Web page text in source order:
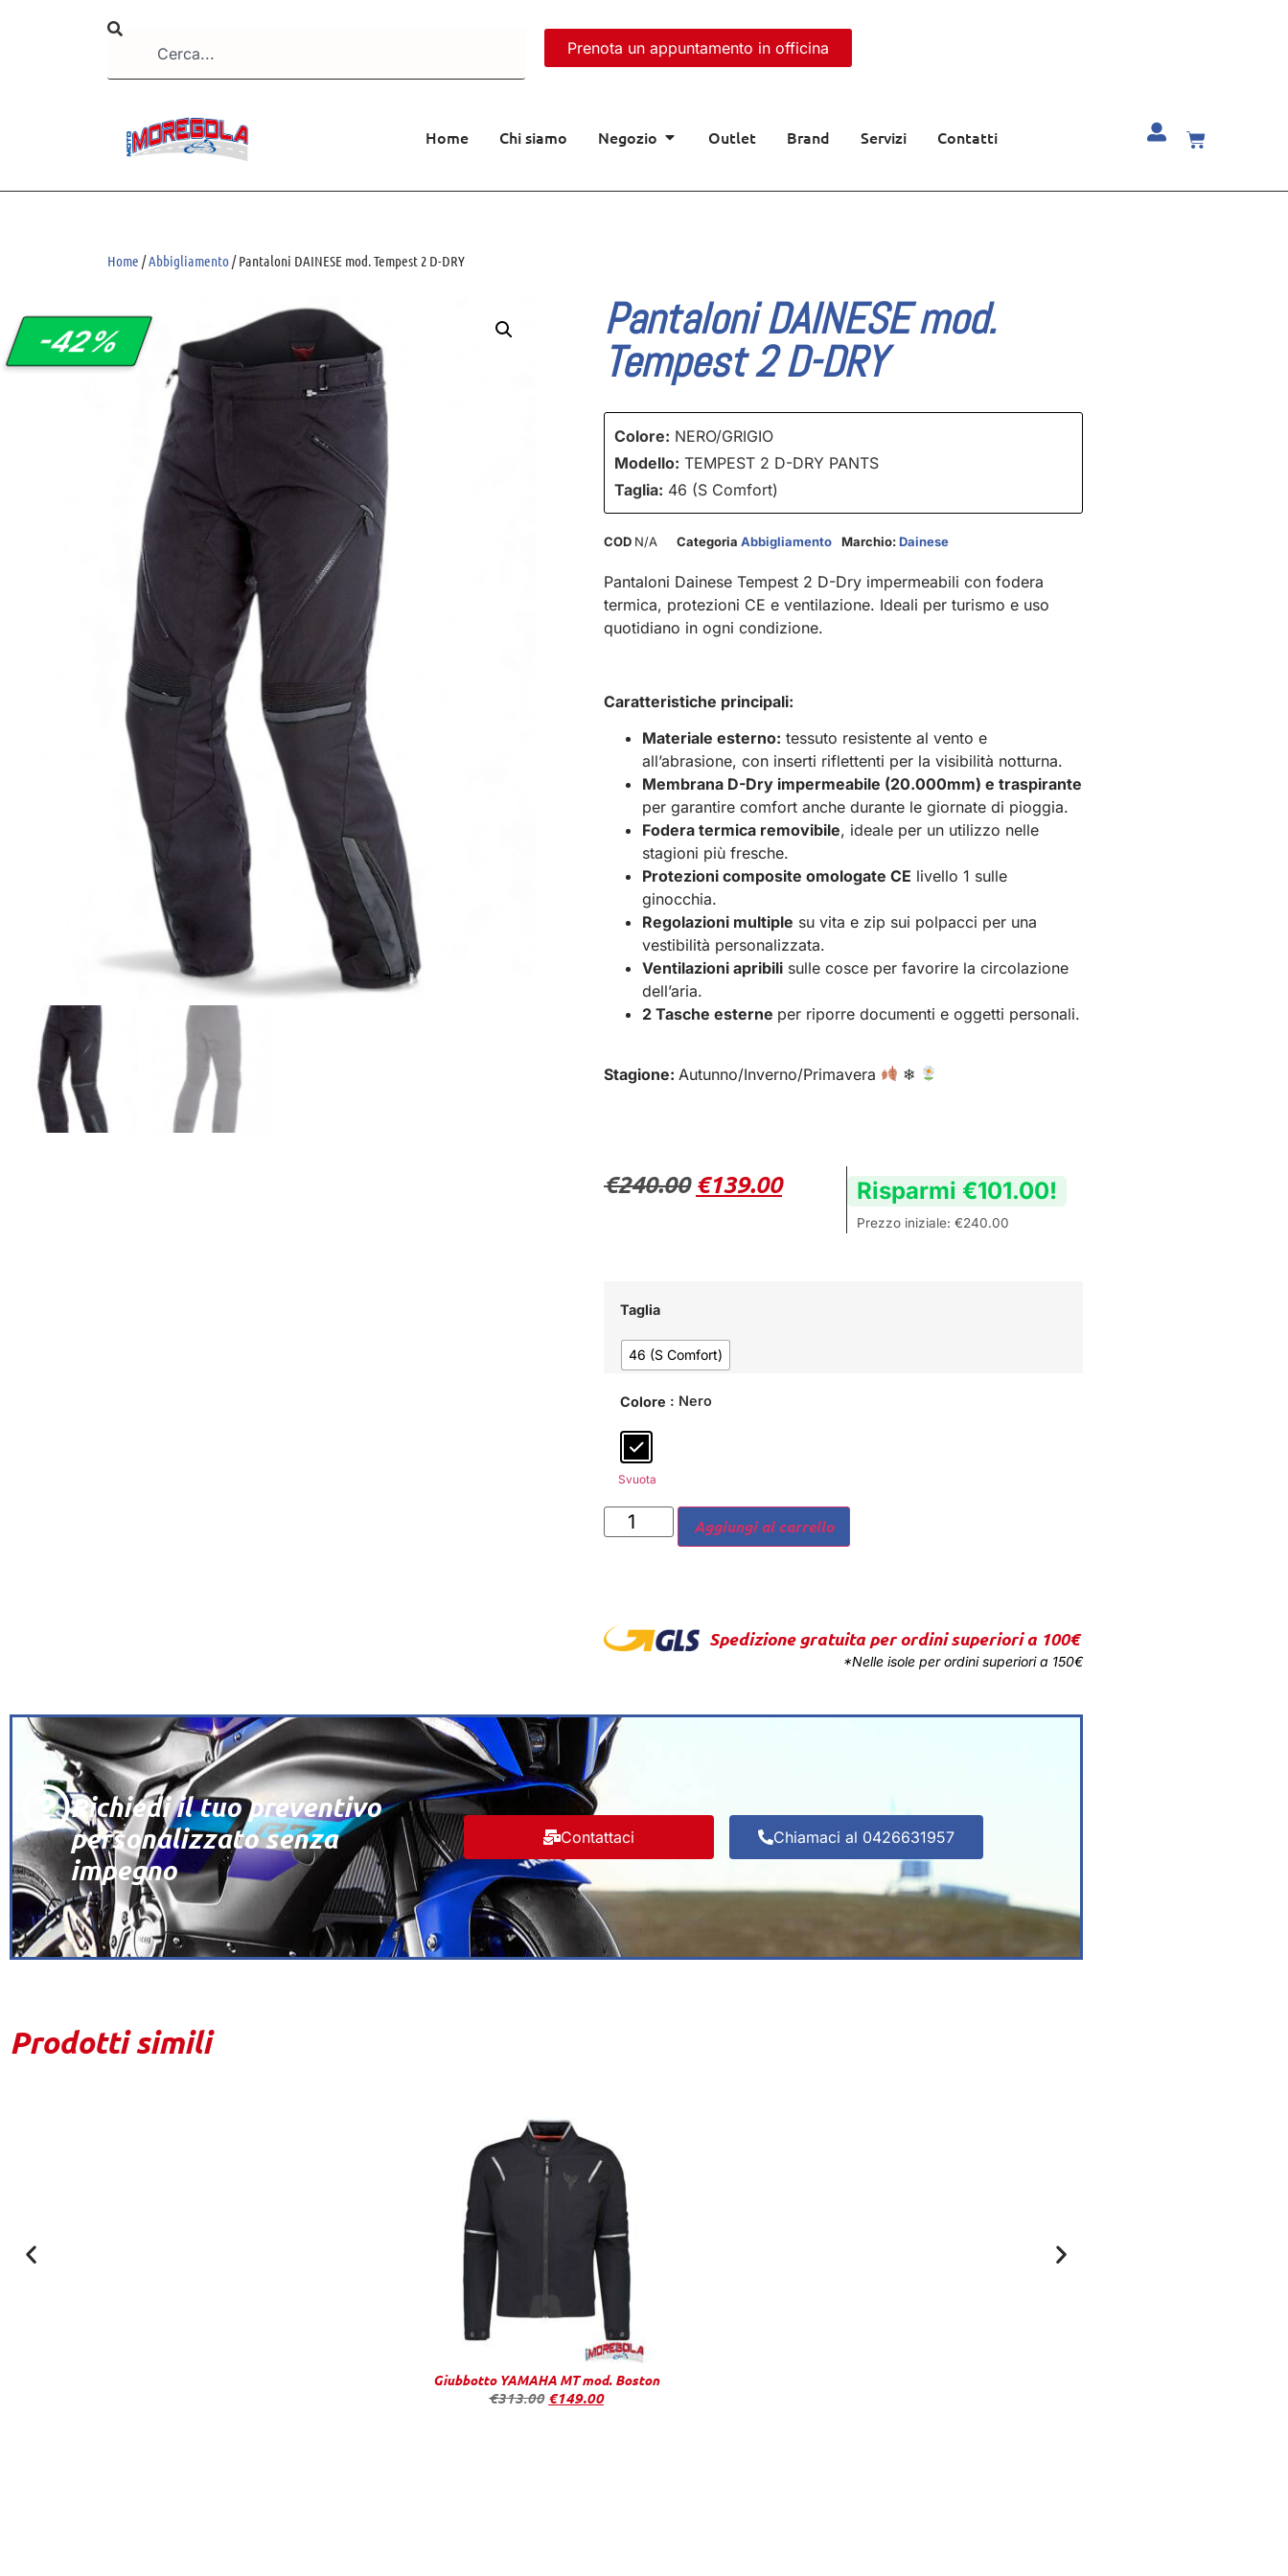
Prenota un appuntamento in officina
Home Chi siamo Negozio Outlet Brand Servizi Contatti
Home /Abbigliamento/ Pantaloni DAINESE mod. Tempest 2 D-DRY
-42% Pantaloni DAINESE mod.
Tempest 2 D-DRY
Colore: NERO/GRIGIO
Modello: TEMPEST 2 D-DRY PANTS
Taglia: 46 (S Comfort)
COD N/A Categoria Abbigliamento Marchio:Dainese
Pantaloni Dainese Tempest 2 D-Dry impermeabili con fodera
termica, protezioni CE e ventilazione. Ideali per turismo e uso
quotidiano in ogni condizione.
Caratteristiche principali:
Materiale esterno: tessuto resistente al vento e
all’abrasione, con inserti riflettenti per la visibilità notturna.
Membrana D-Dry impermeabile (20.000mm) e traspirante
per garantire comfort anche durante le giornate di pioggia.
Fodera termica removibile, ideale per un utilizzo nelle
stagioni più fresche.
Protezioni composite omologate CE livello 1 sulle
ginocchia.
Regolazioni multiple su vita e zip sui polpacci per una
vestibilità personalizzata.
Ventilazioni apribili sulle cosce per favorire la circolazione
dell’aria.
2 Tasche esterne per riporre documenti e oggetti personali.
Stagione: Autunno/Inverno/Primavera ❄
€240.00 €139.00 Risparmi €101.00!
Prezzo iniziale: €240.00
Taglia
46 (S Comfort)
Colore : Nero
Svuota
Aggiungi al carrello
Spedizione gratuita per ordini superiori a 100€
*Nelle isole per ordini superiori a 150€
Richiedi il tuo preventivo
personalizzato senza
impegno
Contattaci Chiamaci al 0426631957
Prodotti simili
Giubbotto YAMAHA MT mod. Boston
€313.00 €149.00